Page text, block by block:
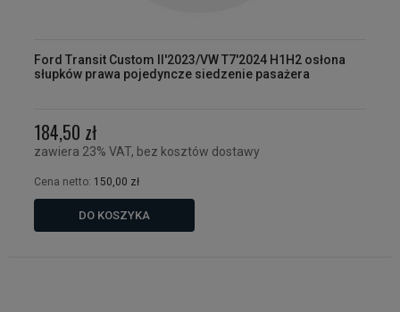
Ford Transit Custom II'2023/VW T7'2024 H1H2 osłona
słupków prawa pojedyncze siedzenie pasażera
184,50 zł
zawiera 23% VAT, bez kosztów dostawy
Cena netto: 150,00 zł
DO KOSZYKA